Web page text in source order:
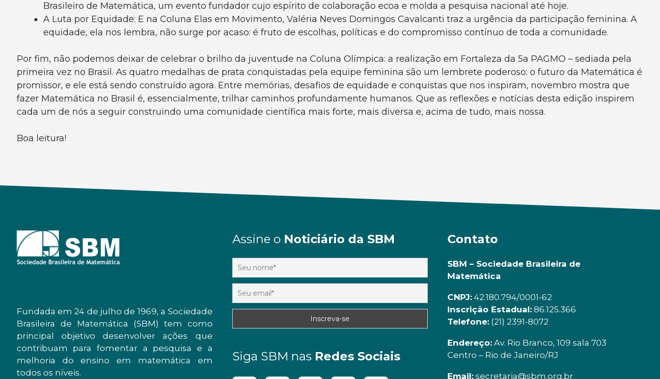
Brasileiro de Matemática, um evento fundador cujo espírito de colaboração ecoa e molda a pesquisa nacional até hoje.
A Luta por Equidade: E na Coluna Elas em Movimento, Valéria Neves Domingos Cavalcanti traz a urgência da participação feminina. A
equidade, ela nos lembra, não surge por acaso: é fruto de escolhas, políticas e do compromisso contínuo de toda a comunidade.
Por fim, não podemos deixar de celebrar o brilho da juventude na Coluna Olímpica: a realização em Fortaleza da 5a PAGMO – sediada pela
primeira vez no Brasil. As quatro medalhas de prata conquistadas pela equipe feminina são um lembrete poderoso: o futuro da Matemática é
promissor, e ele está sendo construído agora. Entre memórias, desafios de equidade e conquistas que nos inspiram, novembro mostra que
fazer Matemática no Brasil é, essencialmente, trilhar caminhos profundamente humanos. Que as reflexões e notícias desta edição inspirem
cada um de nós a seguir construindo uma comunidade científica mais forte, mais diversa e, acima de tudo, mais nossa.
Boa leitura!
Fundada em 24 de julho de 1969, a Sociedade
Brasileira de Matemática (SBM) tem como
principal objetivo desenvolver ações que
contribuam para fomentar a pesquisa e a
melhoria do ensino em matemática em
todos os níveis.
Assine o Noticiário da SBM
Siga SBM nas Redes Sociais
Contato
SBM – Sociedade Brasileira de
Matemática
CNPJ: 42.180.794/0001-62
Inscrição Estadual: 86.125.366
Telefone: (21) 2391-8072
Endereço: Av. Rio Branco, 109 sala 703
Centro – Rio de Janeiro/RJ
Email: secretaria@sbm.org.br